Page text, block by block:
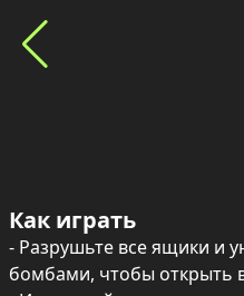
Как играть
- Разрушьте все ящики и
бомбами, чтобы открыть